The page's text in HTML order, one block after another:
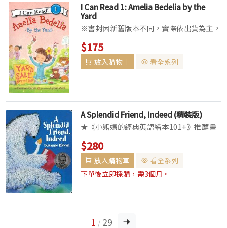
I Can Read 1: Amelia Bedelia by the
Yard
※書封因新舊版本不同，實際依出貨為主，
請確認能接受此類可能書況再做選購，謝
謝。 ▌全系列共五級，主題涵蓋冒險、歷
史、動物等多種題材，讓閱讀充滿樂趣。
$175
放入購物車 看全系列
A Splendid Friend, Indeed (精裝版)
★《小熊媽的經典英語繪本101+》推薦書
單Bear just wants to read and write
and think while Goose wants to talk
and talk ...
$280
放入購物車
看全系列
下單後立即採購，需3個月。
1 / 29